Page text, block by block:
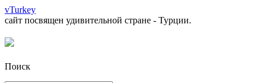
vTurkey
сайт посвящен удивительной стране - Турции.
Поиск